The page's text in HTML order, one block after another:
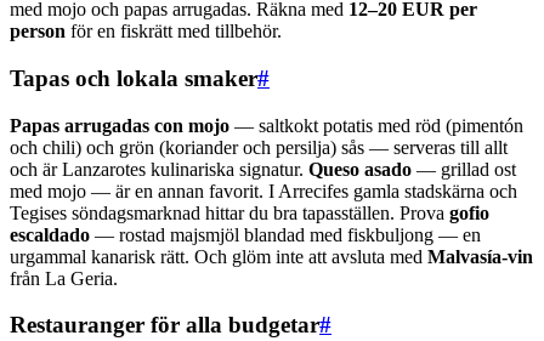
med mojo och papas arrugadas. Räkna med 12–20 EUR per
person för en fiskrätt med tillbehör.
Tapas och lokala smaker#
Papas arrugadas con mojo — saltkokt potatis med röd (pimentón
och chili) och grön (koriander och persilja) sås — serveras till allt
och är Lanzarotes kulinariska signatur. Queso asado — grillad ost
med mojo — är en annan favorit. I Arrecifes gamla stadskärna och
Tegises söndagsmarknad hittar du bra tapasställen. Prova gofio
escaldado — rostad majsmjöl blandad med fiskbuljong — en
urgammal kanarisk rätt. Och glöm inte att avsluta med Malvasía-vin
från La Geria.
Restauranger för alla budgetar#